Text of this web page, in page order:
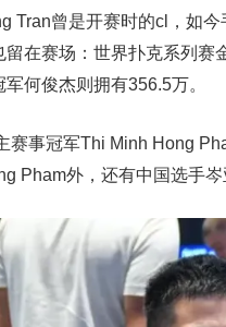
Tran曾是开赛时的cl，如
在赛场：世界扑克系列赛
何俊杰则拥有356.5万。
赛事冠军Thi Minh Hong
Pham外，还有中国选手